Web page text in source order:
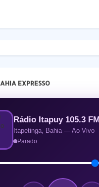
EXPRESSO
Rádio Itapuy 105.3 FM
Itapetinga, Bahia — Ao Vivo
Parado